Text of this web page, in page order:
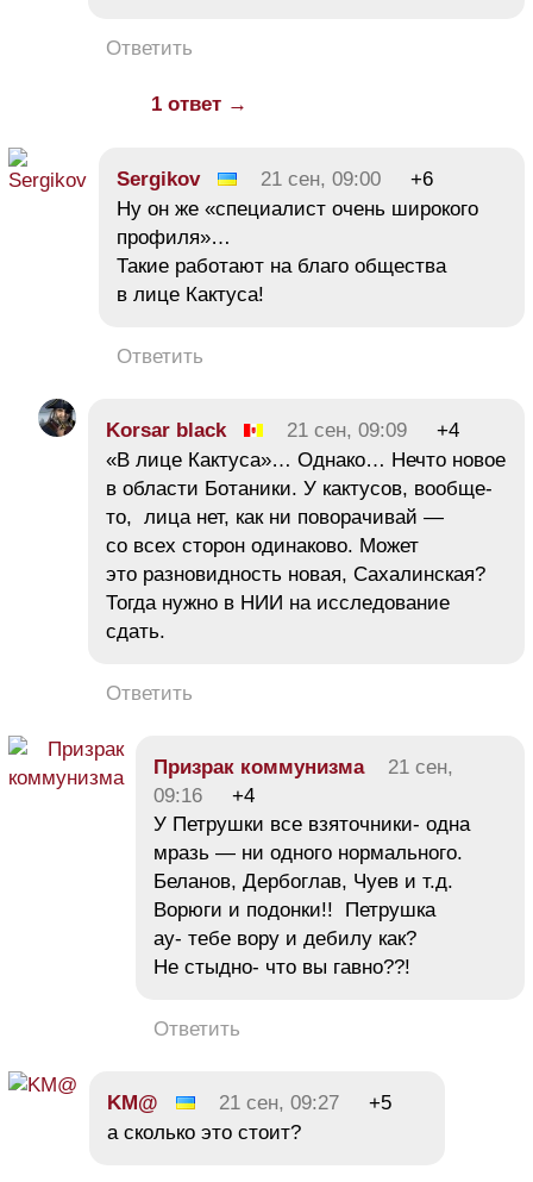
Ответить
1 ответ →
Sergikov 21 сен, 09:00
+6
Ну он же «специалист очень широкого
профиля»…
Такие работают на благо общества
в лице Кактуса!
Ответить
Korsar black 21 сен, 09:09
+4
«В лице Кактуса»… Однако… Нечто новое
в области Ботаники. У кактусов, вообще-
то, лица нет, как ни поворачивай —
со всех сторон одинаково. Может
это разновидность новая, Сахалинская?
Тогда нужно в НИИ на исследование
сдать.
Ответить
Призрак коммунизма
21 сен,
09:16
+4
У Петрушки все взяточники- одна
мразь — ни одного нормального.
Беланов, Дербоглав, Чуев и т.д.
Ворюги и подонки!! Петрушка
ау- тебе вору и дебилу как?
Не стыдно- что вы гавно??!
Ответить
KM@ 21 сен, 09:27
+5
а сколько это стоит?